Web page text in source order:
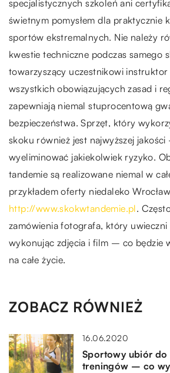
specjalistycznych szkoleń ani
świetnym pomysłem dla praktycznie
sportów ekstremalnych. Nie należy
kwestie techniczne podczas samego
towarzyszący uczestnikowi instruktor
wszystkich obowiązujących zasad i
zapewniają niemal stuprocentową
bezpieczeństwa. Sprzęt, który
skoku również jest najwyższej
wyeliminować jakiekolwiek ryzyko.
tandemie są realizowane niemal w
przykładem oferty niedaleko
http://www.skokwtandemie.pl.
zamówienia fotografa, który
wykonując zdjęcia i film – co będzie
na całe życie.
ZOBACZ RÓWNIEŻ
16.06.2020
Sportowy ubiór
treningów – co